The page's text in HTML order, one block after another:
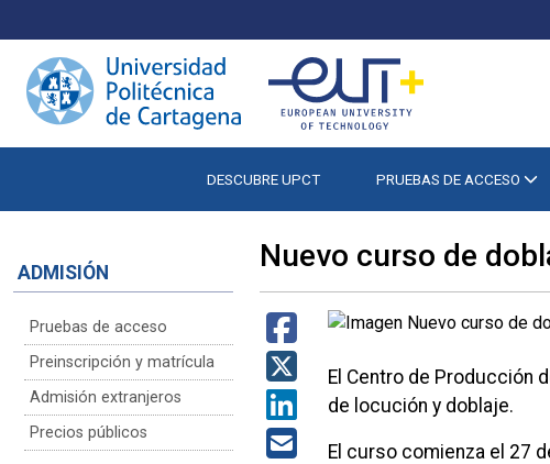
DESCUBRE UPCT PRUEBAS DE ACCESO
ADMISIÓN
Pruebas de acceso
Preinscripción y matrícula
Admisión extranjeros
Precios públicos
Nuevo curso de
El Centro de Producción
de locución y doblaje.
El curso comienza el 27